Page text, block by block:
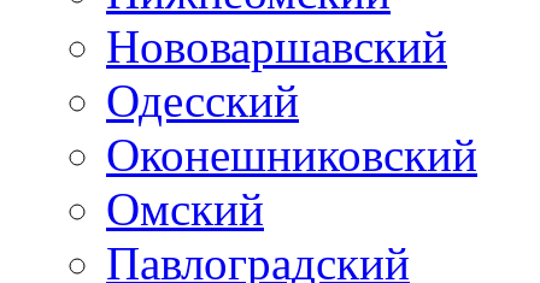
Нововаршавский
Одесский
Оконешниковский
Омский
Павлоградский